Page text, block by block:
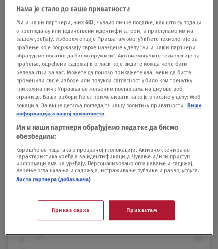
View this post on Instagram
Нама је стало до ваше приватности
Ми и наши партнери, њих603, чувамо личне податке, као што су подаци
о прегледању или јединствени идентификатори, и приступамо им на
вашем уређају. Избором опције Прихватам омогућићете технологије за
праћење које подржавају сврхе наведене у делу "ми и наши партнери
обрађујемо податке да бисмо пружили". Ако онемогућите технологије за
праћење, одређени садржај и огласи које видите можда неће бити
релевантни за вас. Можете да поново прикажете овај мени да бисте
променили своје изборе или повукли сагласност у било ком тренутку
кликом на линк Управљање жељеним поставкама на дну ове веб
странице. Ваши избори ће се примењивати како је описано у делу: Wеб
локација. За више детаља погледајте нашу политику приватности. Више
информација о вашој приватности
Ми и наши партнери обрађујемо податке да бисмо
обезбедили:
Коришћење података о прецизној геолокацији. Активно скенирање
карактеристика уређаја за идентификацију. Чување и/или приступ
информацијама на уређају. Персонализовано оглашавање и садржај,
мерење оглашавања и садржаја, истраживање публике и развој услуга.
Листа партнера (добављача)
Приказ сврха Прихватам